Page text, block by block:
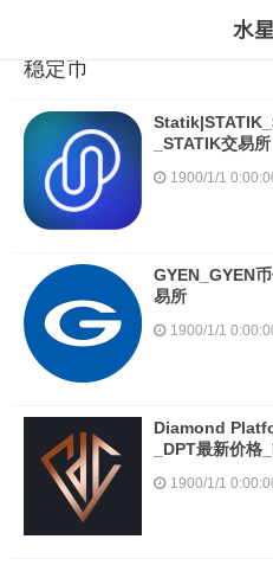
稳定币
_STATIK交易所
1900/1/1
GYEN_GYEN
易所
1900/1/1
Diamond
_DPT最新价格
1900/1/1